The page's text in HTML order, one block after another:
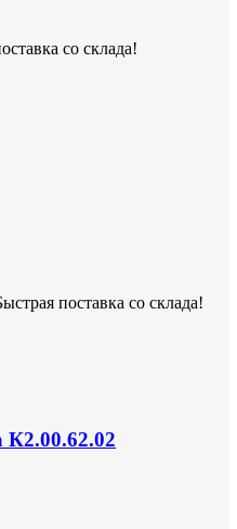
со склада!
поставка со склада!
К2.00.62.02